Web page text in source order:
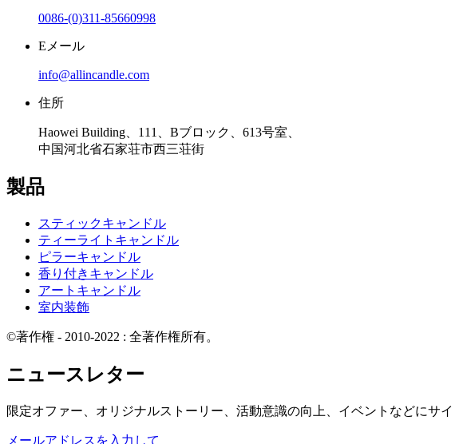
0086-(0)311-85660998
Eメール
info@allincandle.com
住所
Haowei Building、111、Bブロック、613号室、
中国河北省石家荘市西三荘街
製品
スティックキャンドル
ティーライトキャンドル
ピラーキャンドル
香り付きキャンドル
アートキャンドル
室内装飾
©著作権 - 2010-2022 : 全著作権所有。
ニュースレター
限定オファー、オリジナルストーリー、活動意識の向上、イベントなどにサイ
メールアドレスを入力して